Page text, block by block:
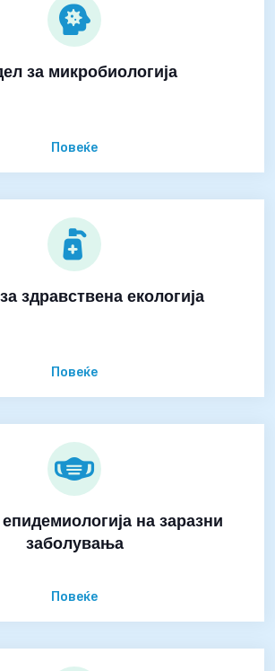
за микробиологија
Повеќе
здравствена екологија
Повеќе
на заразни
заболувања
Повеќе